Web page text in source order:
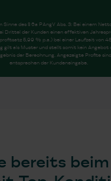
bereits beim